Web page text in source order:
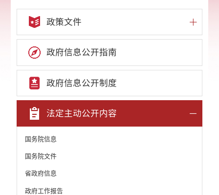
政策文件
政府信息公开指南
政府信息公开制度
法定主动公开内容
国务院信息
国务院文件
省政府信息
政府工作报告